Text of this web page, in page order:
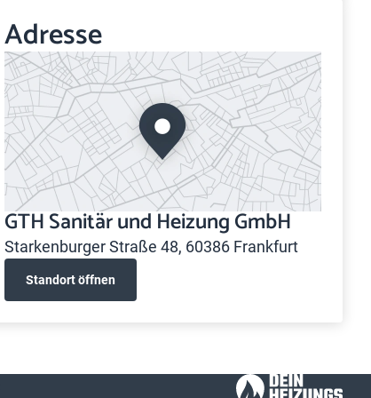
Adresse
GTH Sanitär und Heizung GmbH
Starkenburger Straße 48, 60386 Frankfurt
Standort öffnen